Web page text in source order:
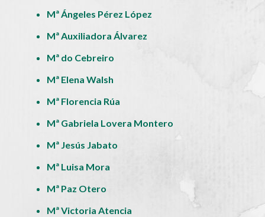
Mª Ángeles Pérez López
Mª Auxiliadora Álvarez
Mª do Cebreiro
Mª Elena Walsh
Mª Florencia Rúa
Mª Gabriela Lovera Montero
Mª Jesús Jabato
Mª Luisa Mora
Mª Paz Otero
Mª Victoria Atencia